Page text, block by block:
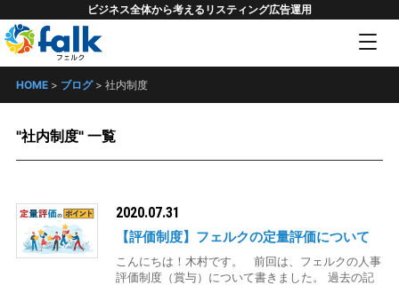
ビジネス全体から考えるリスティング広告運用
HOME> ブログ> 社内制度
"社内制度" 一覧
2020.07.31
【評価制度】フェルクの定量評価について
こんにちは！木村です。 前回は、フェルクの人事
評価制度（賞与）について書きました。 過去の記